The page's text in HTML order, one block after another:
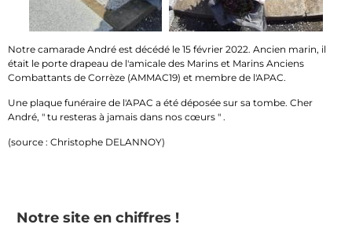
Notre camarade André est décédé le 15 février 2022. Ancien marin, il
était le porte drapeau de l'amicale des Marins et Marins Anciens
Combattants de Corrèze (AMMAC19) et membre de l'APAC.
Une plaque funéraire de l'APAC a été déposée sur sa tombe. Cher
André, " tu resteras à jamais dans nos cœurs " .
(source : Christophe DELANNOY)
Notre site en chiffres !